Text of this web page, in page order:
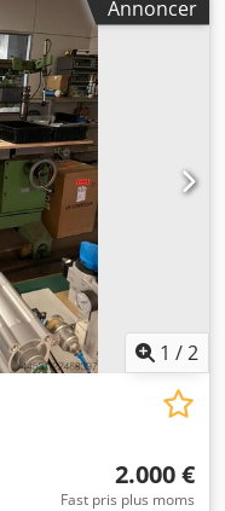
Annoncer
1 /2
2.000 €
Fast pris plus moms